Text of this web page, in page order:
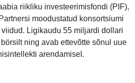
riikliku investeerimisfondi (PIF),
moodustatud konsortsiumi
Ligikaudu 55 miljardi dollari
ning avab ettevõtte sõnul uue
arendamisel.